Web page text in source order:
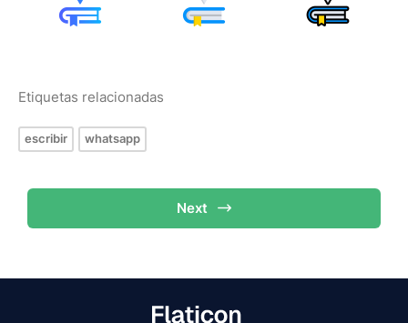
Etiquetas relacionadas
escribir whatsapp
Next